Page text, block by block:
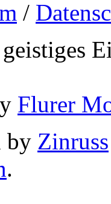
/
Flurer
by Zinruss
.